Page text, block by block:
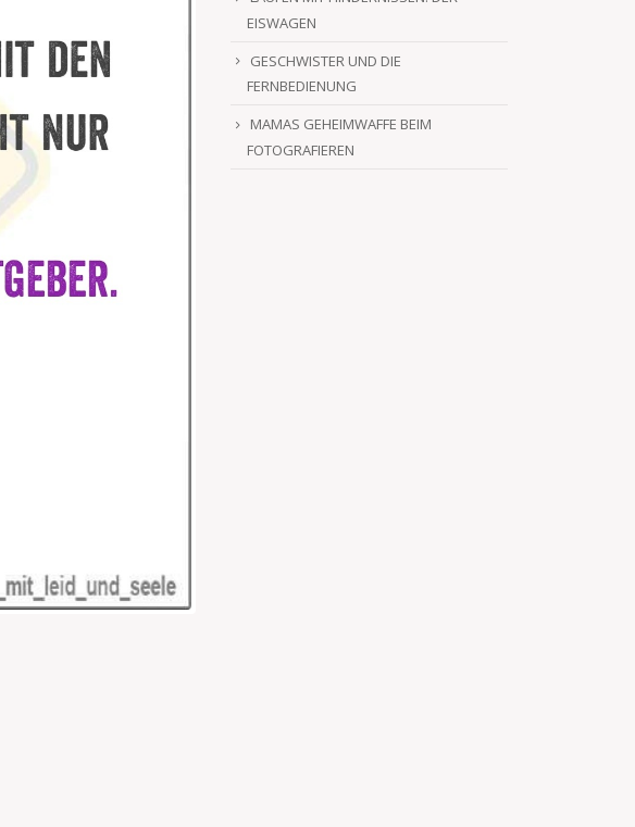
EISWAGEN
GESCHWISTER UND DIE
FERNBEDIENUNG
MAMAS GEHEIMWAFFE BEIM
FOTOGRAFIEREN